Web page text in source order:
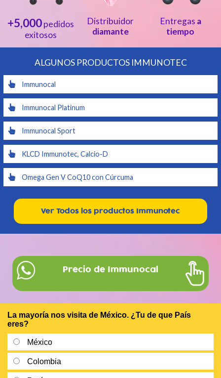
+5,000pedidos
exitosos
Distribuidor
diamante
Entregas a
tiempo
ALGUNOS PRODUCTOS IMMUNOTEC
Immunocal
Immunocal Platinum
Immunocal Sport
KLCD Immunotec, Calcio-D
Omega Gen V CoQ10 con Cúrcuma
Ver Todos los productos Immunotec
Precio de Immunocal
La mayoría nos visita de México. ¿Tu de que País
eres?
México
Colombia